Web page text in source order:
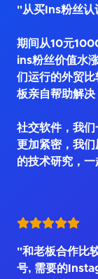
"从买Ins粉丝认
期间从10元
ins粉丝价值水
们运行的外贸
板亲自帮助解决
社交软件，我
更加紧密，我
的技术研究，
"和老板合作比
号, 需要的